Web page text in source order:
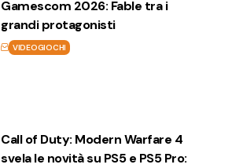
Gamescom 2026: Fable tra i
grandi protagonisti
VIDEOGIOCHI
Call of Duty: Modern Warfare 4
svela le novità su PS5 e PS5 Pro: